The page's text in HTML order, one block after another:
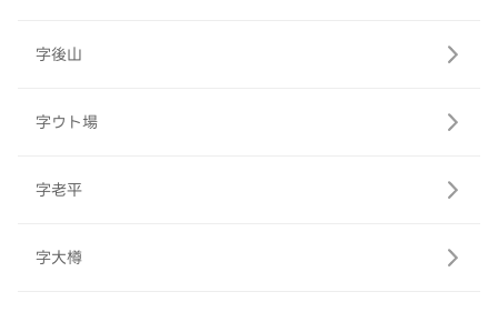
字後山
字ウト場
字老平
字大樽